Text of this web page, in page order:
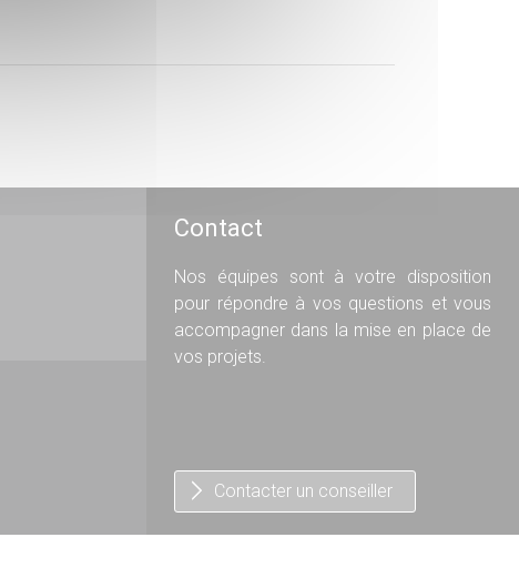
Contact
Nos équipes sont à votre disposition
pour répondre à vos questions et vous
accompagner dans la mise en place de
vos projets.
Contacter un conseiller